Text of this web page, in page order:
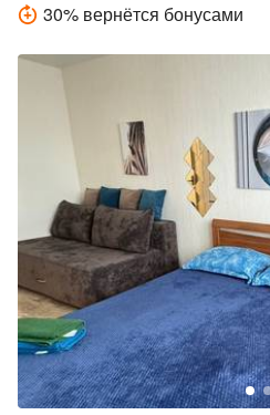
30% вернётся бонусами